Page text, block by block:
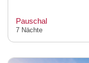
Pauschal
7 Nächte